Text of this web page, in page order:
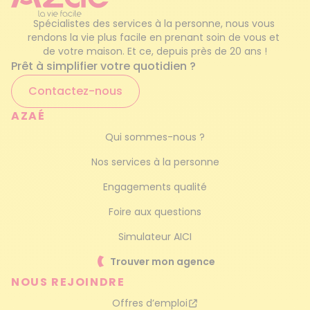
ménagère et souhaitez connaître le
femme de ménageà Dunkerque?
Exemple de tarif:
Pour 2 heures de ménage par semaine
(environ 8 heures par mois), le prix moyen
est de
Avance Immédiate de Crédit
AICI), ce montant est
, soit environ 32 € par semaine.
Même si vous ne pouvez pas bénéficier de
l’AICI, vous profitez toujours ducrédit d’impôt
de 50 %, qui permet à l’État de financer la
Service de femme de ménage
Ménage haut de gamme
Spécialistes des services à la personne, nous vous
rendons la vie plus facile en prenant soin de vous et
de votre maison. Et ce, depuis près de 20 ans !
Prêt à simplifier votre quotidien ?
Contactez-nous
AZAÉ
Qui sommes-nous ?
Nos services à la personne
Engagements qualité
Foire aux questions
Simulateur AICI
Trouver mon agence
NOUS REJOINDRE
Offres d’emploi